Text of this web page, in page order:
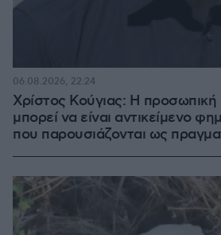
Χρίστος Κούγιας: Η
μπορεί να είναι αντικείμενο
που παρουσιάζονται ως
06.08.2026, 22:24